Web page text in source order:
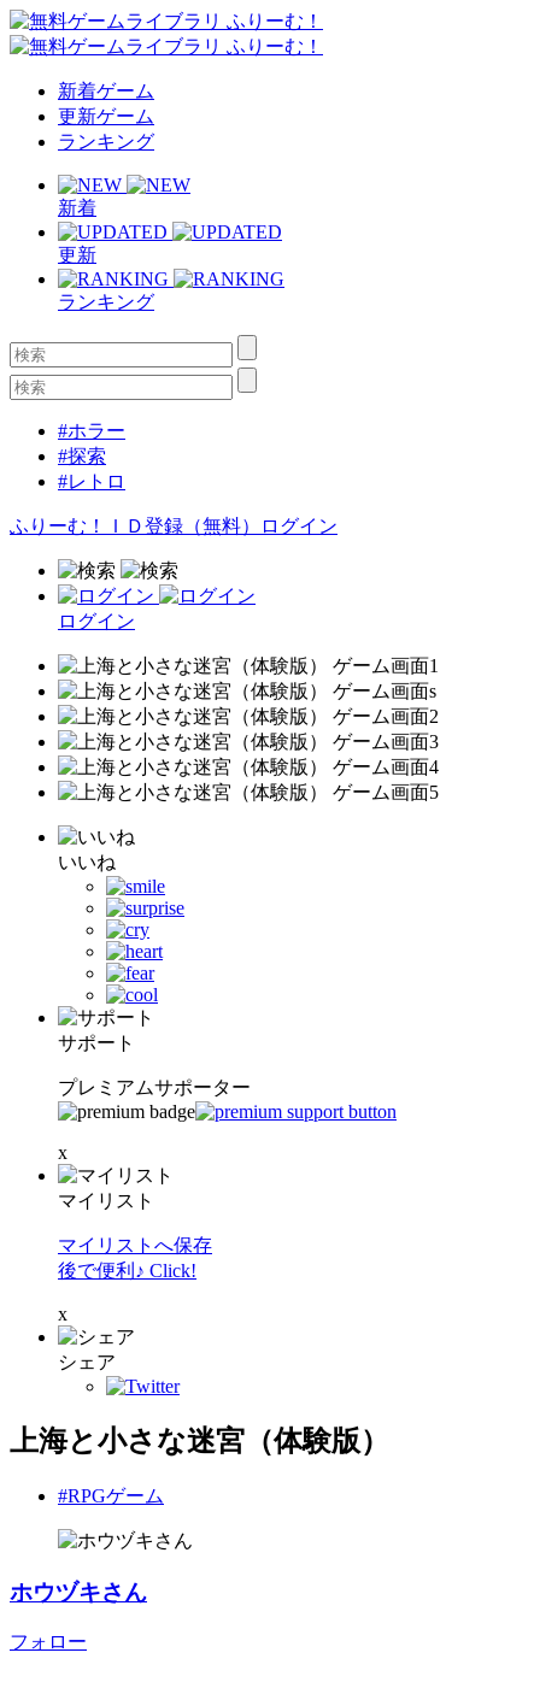
新着ゲーム
更新ゲーム
ランキング
新着
更新
ランキング
#ホラー
#探索
#レトロ
ふりーむ！ＩＤ登録（無料） ログイン
ログイン
いいね
サポート
プレミアムサポーター
x
マイリスト
マイリストへ保存
後で便利♪ Click!
x
シェア
上海と小さな迷宮（体験版）
#RPGゲーム
ホウヅキさん
フォロー